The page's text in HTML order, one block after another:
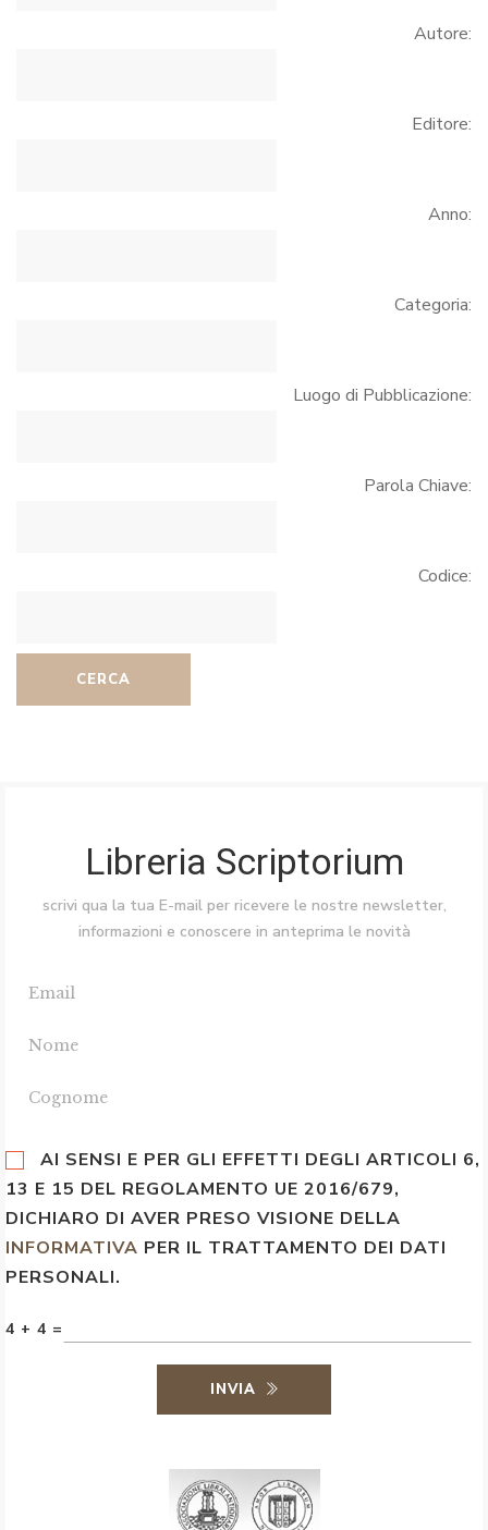
Autore:
Editore:
Anno:
Categoria:
Luogo di Pubblicazione:
Parola Chiave:
Codice:
CERCA
Libreria Scriptorium
scrivi qua la tua E-mail per ricevere le nostre newsletter,
informazioni e conoscere in anteprima le novità
AI SENSI E PER GLI EFFETTI DEGLI ARTICOLI 6,
13 E 15 DEL REGOLAMENTO UE 2016/679,
DICHIARO DI AVER PRESO VISIONE DELLA
INFORMATIVA PER IL TRATTAMENTO DEI DATI
PERSONALI.
4 + 4 =
INVIA